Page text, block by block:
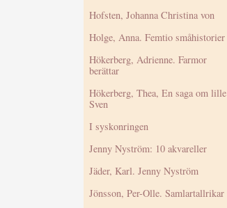
Hofsten, Johanna Christina von
Holge, Anna. Femtio småhistorier
Hökerberg, Adrienne. Farmor
berättar
Hökerberg, Thea, En saga om lille
Sven
I syskonringen
Jenny Nyström: 10 akvareller
Jäder, Karl. Jenny Nyström
Jönsson, Per-Olle. Samlartallrikar